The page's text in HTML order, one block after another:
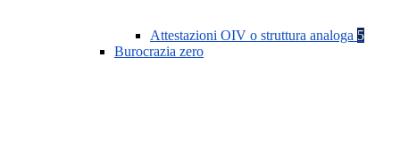
Attestazioni OIV o struttura analoga 5
Burocrazia zero